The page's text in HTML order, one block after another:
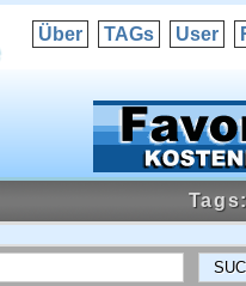
Über TAGs User